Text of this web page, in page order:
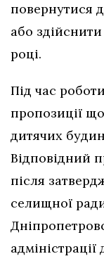
повернутися
або
році.
Під час
пропозиції
дитячих
Відповідний
після
селищної